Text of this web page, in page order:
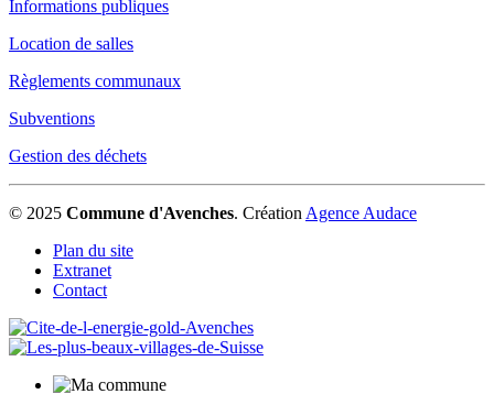
Informations publiques
Location de salles
Règlements communaux
Subventions
Gestion des déchets
© 2025 Commune d'Avenches. Création Agence Audace
Plan du site
Extranet
Contact